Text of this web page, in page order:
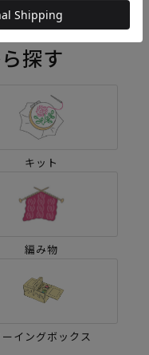
探す
キット
編み物
ーイングボックス